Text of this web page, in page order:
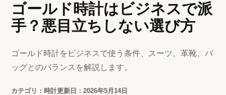
ゴールド時計はビジネスで派
手？悪目立ちしない選び方
ゴールド時計をビジネスで使う条件、スーツ、革靴、バ
ッグとのバランスを解説します。
カテゴリ：時計更新日：2026年5月14日